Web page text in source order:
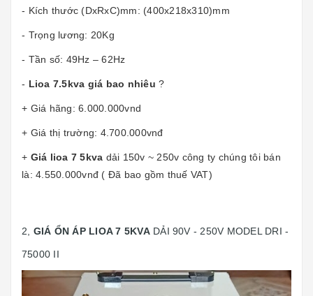
- Kích thước (DxRxC)mm: (400x218x310)mm
- Trọng lương: 20Kg
- Tần số: 49Hz – 62Hz
- Lioa 7.5kva giá bao nhiêu ?
+ Giá hãng: 6.000.000vnd
+ Giá thị trường: 4.700.000vnđ
+ Giá lioa 7 5kva dải 150v ~ 250v công ty chúng tôi bán
là: 4.550.000vnđ ( Đã bao gồm thuế VAT)
2, GIÁ ỔN ÁP LIOA 7 5KVADẢI 90V - 250V MODEL DRI -
75000 II